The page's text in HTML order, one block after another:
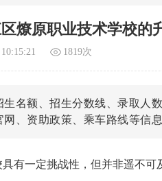
燎原职业技术学校的
1819次
名额、招生分数线、录取人
、资助政策、乘车路线等信息
有一定挑战性，但并非遥不